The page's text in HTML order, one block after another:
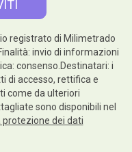
registrato di Milimetrado
invio di informazioni
consenso.Destinatari: i
di accesso, rettifica e
come da ulteriori
sono disponibili nel
protezione dei dati